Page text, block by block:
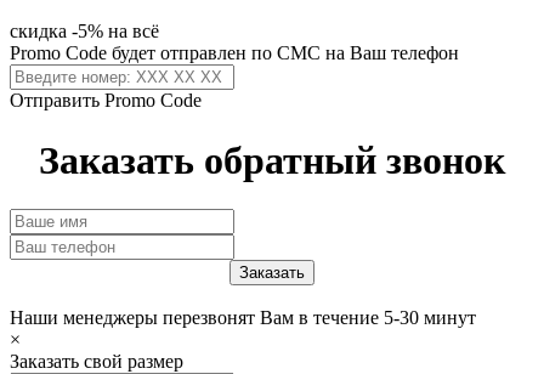
скидка -5% на всё
Promo Code будет отправлен по СМС на Ваш телефон
Отправить Promo Code
Заказать обратный звонок
Наши менеджеры перезвонят Вам в течение 5-30 минут
×
Заказать свой размер